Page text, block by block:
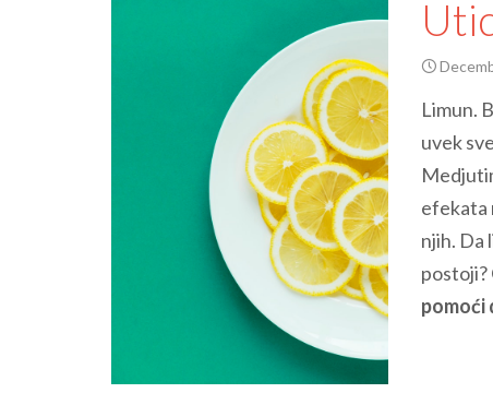
Limun.
uvek
efekata
njih. Da
postoji?
pomoći